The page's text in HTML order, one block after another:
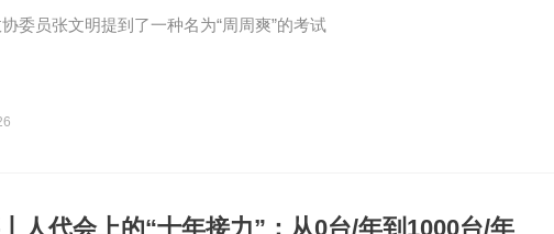
委员张文明提到了一种名为“周周爽”的考试
人代会上的“十年接力”：从0台/年到1000台/年